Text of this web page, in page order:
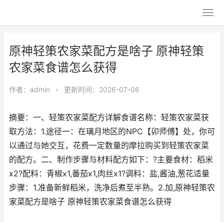
原神轻策农家菜配方是啥子 原神轻策
农家菜食谱怎么获得
作者： admin • 更新时间：2026-07-06
摘要：一、轻策农家菜配方详解食谱名称：轻策农家菜获
取方法：1.途径一：在璃月地区的NPC【卯师傅】处，你可
以通过与她交互，花费一定数量的摩拉购买到轻策农家菜
的配方。二、制作步骤与材料配方如下：?主要食材：稻米
x2?配料：青椒x1,番茄x1,肉丝x1?调料：盐,酱油,葱花适量
步骤：1.准备新鲜稻米，洗净后煮至半熟。2.加,原神轻策农
家菜配方是啥子 原神轻策农家菜食谱怎么获得